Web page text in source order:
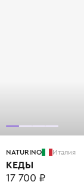
NATURINO Италия
КЕДЫ
17 700 ₽